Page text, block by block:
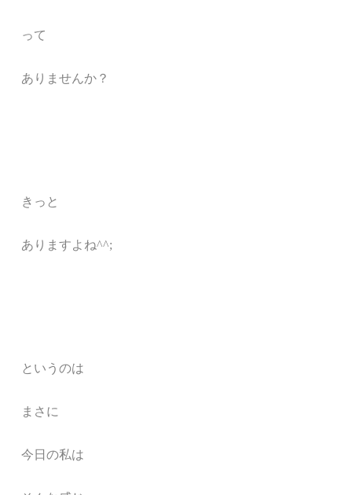
って
ありませんか？
きっと
ありますよね^^;
というのは
まさに
今日の私は